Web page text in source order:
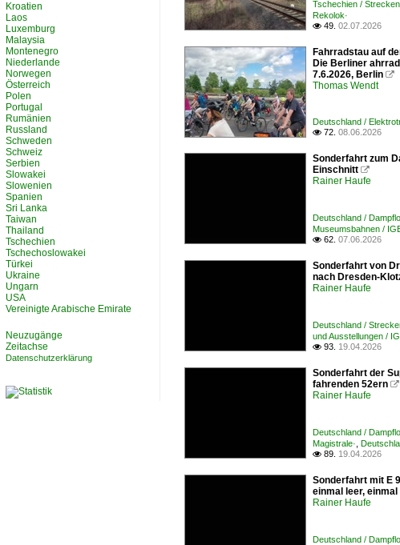
Tschechien /
Rekolok·
 49. 02.07.2026
Fahrradstau auf
Die Berliner
7.6.2026, Berlin 
Thomas Wendt
Deutschland /
 72. 08.06.2026
Sonderfahrt zum
Einschnitt 
Rainer Haufe
Deutschland /
Museumsbahnen /
 62. 07.06.2026
Sonderfahrt von
nach Dresden-
Rainer Haufe
Deutschland /
und Ausstellungen /
 93. 19.04.2026
Sonderfahrt der
fahrenden 52ern 
Rainer Haufe
Deutschland /
Magistrale·
 89. 19.04.2026
Sonderfahrt mit E
einmal leer,
Rainer Haufe
Deutschland /
Kroatien
Laos
Luxemburg
Malaysia
Montenegro
Niederlande
Norwegen
Österreich
Polen
Portugal
Rumänien
Russland
Schweden
Schweiz
Serbien
Slowakei
Slowenien
Spanien
Sri Lanka
Taiwan
Thailand
Tschechien
Tschechoslowakei
Türkei
Ukraine
Ungarn
USA
Vereinigte Arabische Emirate
Neuzugänge
Zeitachse
Datenschutzerklärung